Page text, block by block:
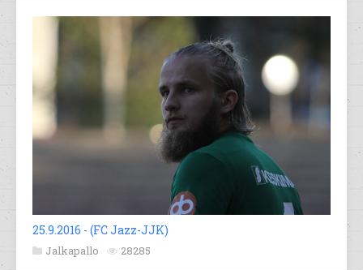
25.9.2016 - (FC Jazz-JJK)
Jalkapallo 28285